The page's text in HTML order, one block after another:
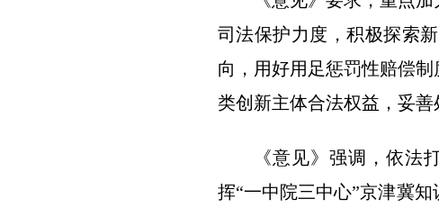
司法保护力度，积极探索
向，用好用足惩罚性赔偿
类创新主体合法权益，妥善
《意见》强调，依法
挥“一中院三中心”京津冀